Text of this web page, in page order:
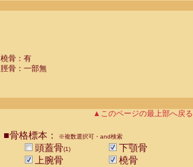
橈骨：有
脛骨：一部無
▲このページの最上部へ戻る
■骨格標本： ※複数選択可・and検索
頭蓋骨(1)
下顎骨
上腕骨
橈骨